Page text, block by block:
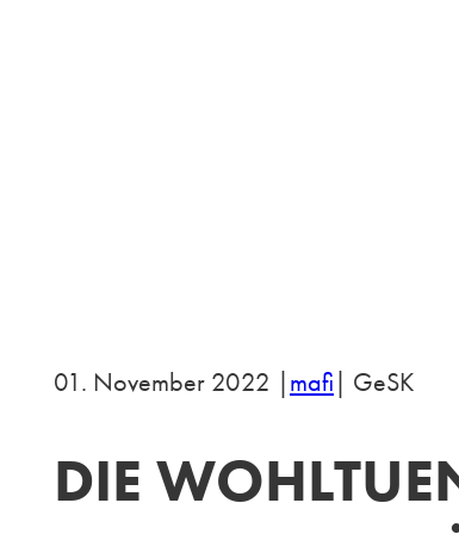
01. November 2022 |mafi| GeSK
DIE